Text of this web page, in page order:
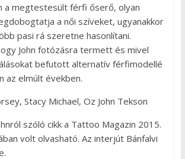
a megtestesült férfi őserő, olyan
a női szíveket, ugyanakkor
pasi rá szeretne hasonlítani.
John fotózásra termett és mivel
befutott alternatív férfimodellé
az elmúlt években.
Stacy Michael, Oz John Tekson
szóló cikk a Tattoo Magazin 2015.
volt olvasható. Az interjút Bánfalvi